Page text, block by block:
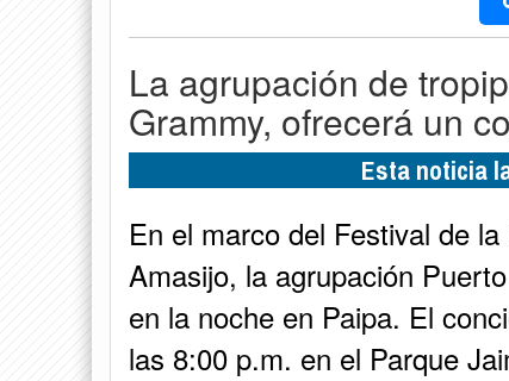
La agrupación de
Grammy, ofrecerá un
Esta noticia
En el marco del Festival de
Amasijo, la agrupación
en la noche en Paipa. El
las 8:00 p.m. en el Parque